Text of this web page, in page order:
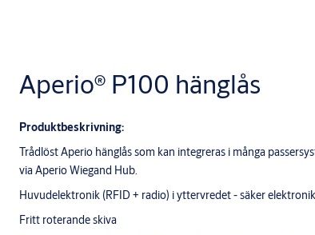
Aperio® P100 hänglås
Produktbeskrivning:
Trådlöst Aperio hänglås som kan integreras i många
via Aperio Wiegand Hub.
Huvudelektronik (RFID + radio) i yttervredet - säker
Fritt roterande skiva